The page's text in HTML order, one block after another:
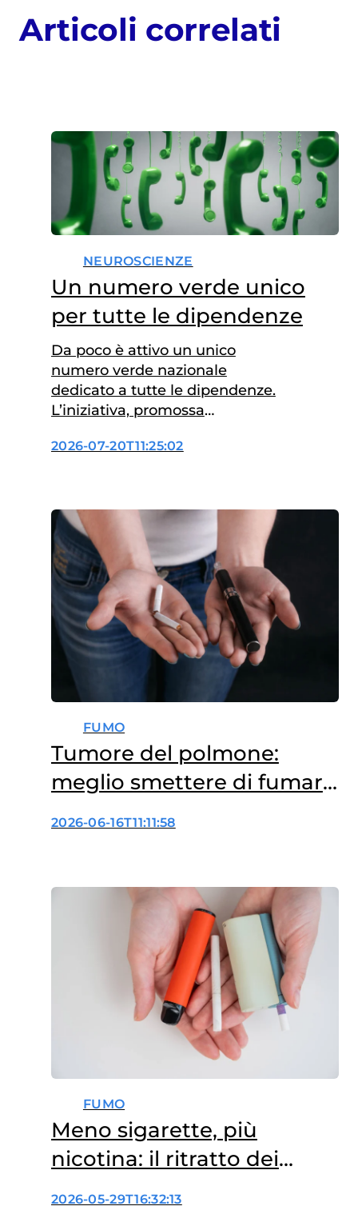
Articoli correlati
NEUROSCIENZE
Un numero verde unico
per tutte le dipendenze
Da poco è attivo un unico
numero verde nazionale
dedicato a tutte le dipendenze.
L’iniziativa, promossa
(ISS) e realizzata con il
contro la droga e le altre
dipendenze della Presidenza
del Consiglio dei Ministri, punta
a semplificare l’accesso ai
servizi di informazione,
supporto e orientamento…
2026-07-20T11:25:02
FUMO
Tumore del polmone:
meglio smettere di fumare
che passare alle sigarette
2026-06-16T11:11:58
FUMO
Meno sigarette, più
nicotina: il ritratto dei
nuovi consumi
2026-05-29T16:32:13